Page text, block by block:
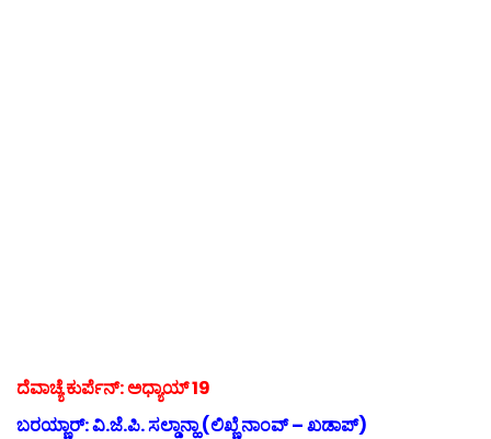
ದೆವಾಚ್ಯೆ ಕುರ್ಪೆನ್: ಅಧ್ಯಾಯ್ 19
ಬರಯ್ಣಾರ್: ವಿ.ಜೆ.ಪಿ. ಸಲ್ಡಾನ್ಹಾ (ಲಿಖ್ಣೆ ನಾಂವ್ – ಖಡಾಪ್)